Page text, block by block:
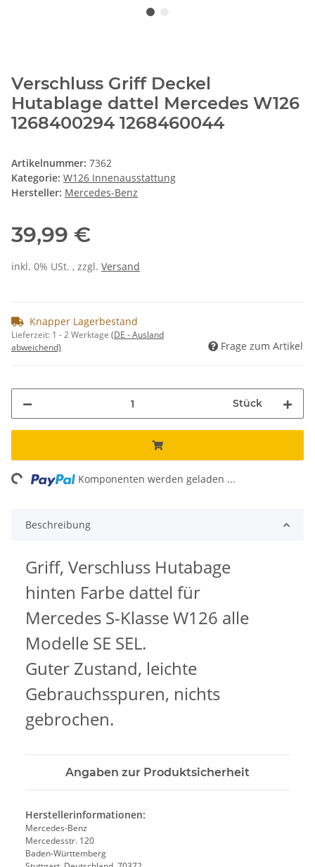
Verschluss Griff Deckel
Hutablage dattel Mercedes W126
1268400294 1268460044
Artikelnummer: 7362
Kategorie: W126 Innenausstattung
Hersteller: Mercedes-Benz
39,99 €
inkl. 0% USt. , zzgl. Versand
Knapper Lagerbestand
Lieferzeit: 1 - 2 Werktage (DE - Ausland
abweichend)
Frage zum Artikel
Stück
Komponenten werden geladen ...
Beschreibung
Griff, Verschluss Hutabage
hinten Farbe dattel für
Mercedes S-Klasse W126 alle
Modelle SE SEL.
Guter Zustand, leichte
Gebrauchsspuren, nichts
gebrochen.
Angaben zur Produktsicherheit
Herstellerinformationen:
Mercedes-Benz
Mercedesstr. 120
Baden-Württemberg